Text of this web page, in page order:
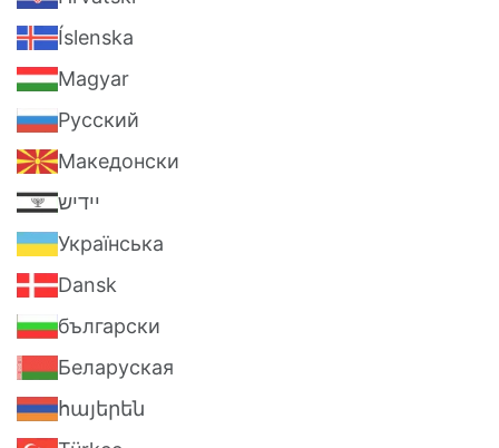
Íslenska
Magyar
Pусский
Македонски
יידיש
Українська
Dansk
български
Беларуская
հայերեն